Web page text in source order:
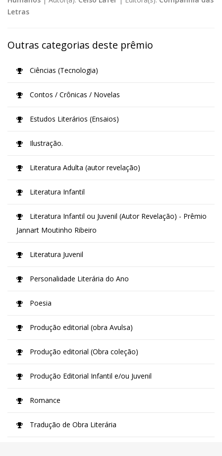
Letras
Outras categorias deste prêmio
Ciências (Tecnologia)
Contos / Crônicas / Novelas
Estudos Literários (Ensaios)
Ilustração.
Literatura Adulta (autor revelação)
Literatura Infantil
Literatura Infantil ou Juvenil (Autor Revelação) - Prêmio
Jannart Moutinho Ribeiro
Literatura Juvenil
Personalidade Literária do Ano
Poesia
Produção editorial (obra Avulsa)
Produção editorial (Obra coleção)
Produção Editorial Infantil e/ou Juvenil
Romance
Tradução de Obra Literária